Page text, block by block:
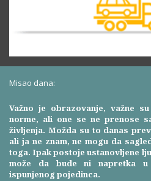
Misao dana:
Važno je obrazovanje, važne
norme, ali one se ne prenose
življenja. Možda su to danas
ali ja ne znam, ne mogu da
toga. Ipak postoje ustanovljene
može da bude ni napretka u
ispunjenog pojedinca.